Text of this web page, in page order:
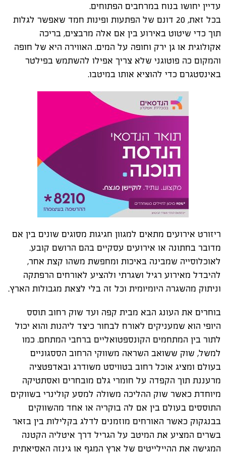
עדיין יחושו בנוח במרחבים הפתוחים.
בכל זאת, 20 דונם של הפתעות ופינות חמד שאפשר לגלות
תוך כדי שיטוט באירוע בין אם אלה מרבצים, בריכה
אקולוגית או גן ירק וחופה על המים. האווירה היא של חופה
והמקום כה פוטוגני שלא צריך אפילו להשתמש בפילטר
באינסטגרם כדי להוציא אותו במיטבו.
ריזורט אירועים מתאים למגוון חגיגות מסוגים שונים בין אם
מדובר בחתונה או אירועים עסקיים בהם הרושם קובע.
לאוכלוסייה שמבינה באיכות ומחפשת משהו קצת אחר,
להיבדל מאירוע רגיל ושגרתי ולהציע לאורחים הרפתקה
וניתוק מהשגרה היומיומית וכל זה בלי לצאת מגבולות הארץ.
בוחרים את העונג הבא מבית קפה ועד שוק רחוב תוסס
היופי הוא שמעניקים לאורח לבחור כיצד ליהנות והוא יכול
לתור בין המתחמים הקונספטואליים ברחבי המתחם. כמו
למשל, שוק ששואב השראה משווקי הרחוב הססגוניים
בעולם ומציג אוכל רחוב בטוויסט משודרג ובאדפטציה
מרעננת תוך הקפדה על חומרי גלם מובחרים ואסתטיקה
מיוחדת כאשר שוק ההליכה משולה למסע קולינרי בשווקים
התוססים בעולם בין אם לה בוקריה או אחד מהשווקים
בבנגקוק כאשר האורחים מוזמנים לדלג בקלילות בין בזאר
בשרים המציע את המיטב על הגריל דרך איטליה הקטנה
המגישה את ההיילייטים של ארץ המגף או גינזה האסיאתית